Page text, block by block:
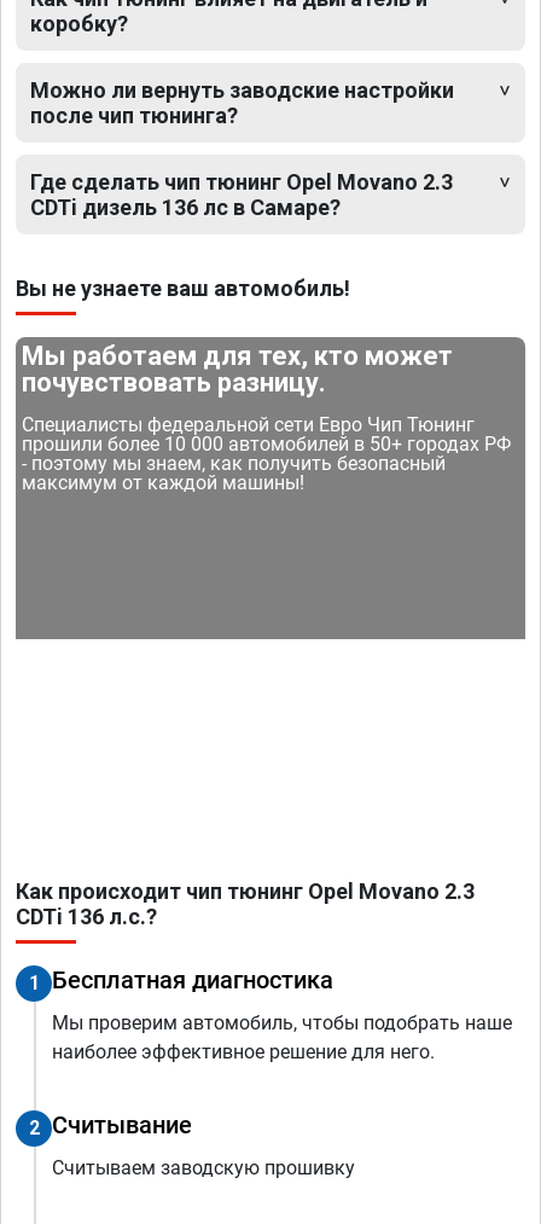
коробку?
Можно ли вернуть заводские настройки
после чип тюнинга?
Где сделать чип тюнинг Opel Movano 2.3
CDTi дизель 136 лс в Самаре?
Вы не узнаете ваш автомобиль!
Мы работаем для тех, кто может
почувствовать разницу.
Специалисты федеральной сети Евро Чип Тюнинг
прошили более 10 000 автомобилей в 50+ городах РФ
- поэтому мы знаем, как получить безопасный
максимум от каждой машины!
Как происходит чип тюнинг Opel Movano 2.3
CDTi 136 л.с.?
1 Бесплатная диагностика
Мы проверим автомобиль, чтобы подобрать наше
наиболее эффективное решение для него.
2 Считывание
Считываем заводскую прошивку